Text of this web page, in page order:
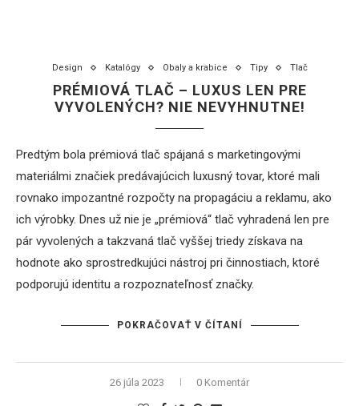
Design Katalógy Obaly a krabice Tipy Tlač
PRÉMIOVÁ TLAČ – LUXUS LEN PRE
VYVOLENÝCH? NIE NEVYHNUTNE!
Predtým bola prémiová tlač spájaná s marketingovými
materiálmi značiek predávajúcich luxusný tovar, ktoré mali
rovnako impozantné rozpočty na propagáciu a reklamu, ako
ich výrobky. Dnes už nie je „prémiová“ tlač vyhradená len pre
pár vyvolených a takzvaná tlač vyššej triedy získava na
hodnote ako sprostredkujúci nástroj pri činnostiach, ktoré
podporujú identitu a rozpoznateľnosť značky.
POKRAČOVAŤ V ČÍTANÍ
26 júla 2023 0 Komentár